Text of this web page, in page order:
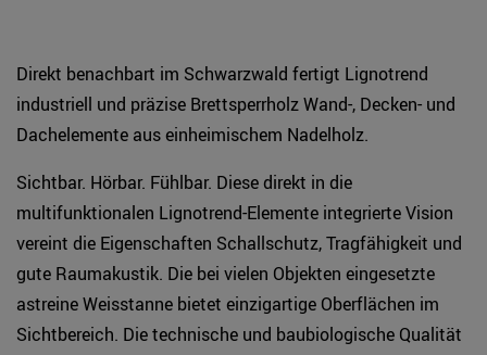
Direkt benachbart im Schwarzwald fertigt Lignotrend
industriell und präzise Brettsperrholz Wand-, Decken- und
Dachelemente aus einheimischem Nadelholz.
Sichtbar. Hörbar. Fühlbar. Diese direkt in die
multifunktionalen Lignotrend-Elemente integrierte Vision
vereint die Eigenschaften Schallschutz, Tragfähigkeit und
gute Raumakustik. Die bei vielen Objekten eingesetzte
astreine Weisstanne bietet einzigartige Oberflächen im
Sichtbereich. Die technische und baubiologische Qualität